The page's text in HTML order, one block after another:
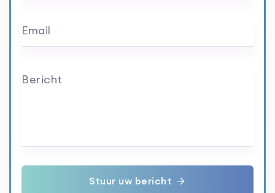
Email
Bericht
Stuur uw bericht